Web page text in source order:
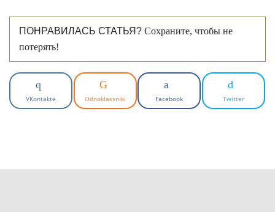
ПОНРАВИЛАСЬ СТАТЬЯ? Сохраните, чтобы не
потерять!
VKontakte Odnoklassniki Facebook Twitter